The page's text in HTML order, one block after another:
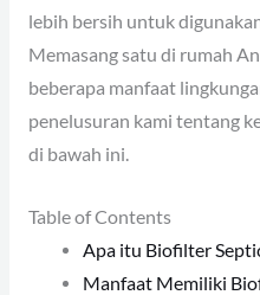
lebih bersih untuk
Memasang satu di rumah
beberapa manfaat
penelusuran kami tentang
di bawah ini.
Table of Contents
Apa itu Biofilter
Manfaat Memiliki